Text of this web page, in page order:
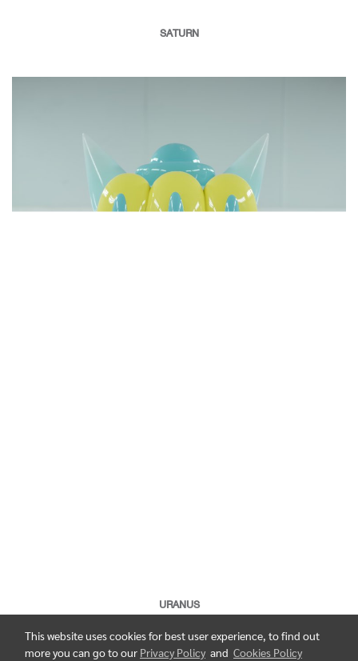
SATURN
URANUS
This website uses cookies for best user experience, to find out
more you can go to our Privacy Policy and Cookies Policy